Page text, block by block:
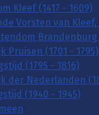
Kleef (1417 - 1609)
Vorsten van Kleef,
Brandenburg
Pruisen (1701 - 1795)
(1795 - 1816)
der Nederlanden
(1940 - 1945)